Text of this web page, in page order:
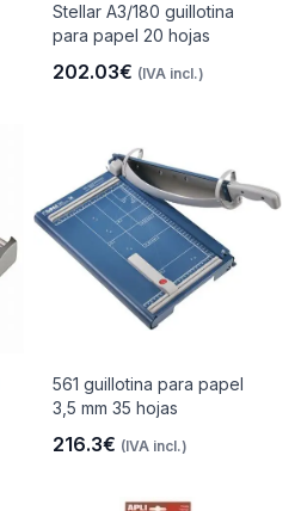
Stellar A3/180 guillotina
para papel 20 hojas
202.03€ (IVA incl.)
561 guillotina para papel
3,5 mm 35 hojas
216.3€ (IVA incl.)